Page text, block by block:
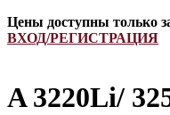
Цены доступны только
ВХОД/РЕГИСТРАЦИЯ
A 3220Li/